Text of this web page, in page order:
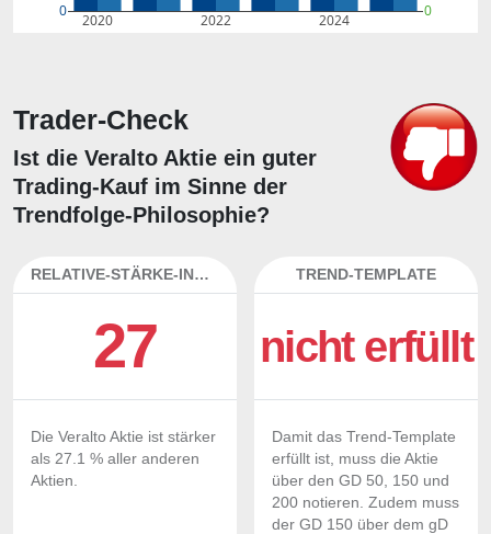
2020 2022 2024
0 0
Trader-Check
Ist die Veralto Aktie ein guter
Trading-Kauf im Sinne der
Trendfolge-Philosophie?
RELATIVE-STÄRKE-INDEX
27
Die Veralto Aktie ist stärker
als 27.1 % aller anderen
Aktien.
TREND-TEMPLATE
nicht erfüllt
Damit das Trend-Template
erfüllt ist, muss die Aktie
über den GD 50, 150 und
200 notieren. Zudem muss
der GD 150 über dem gD